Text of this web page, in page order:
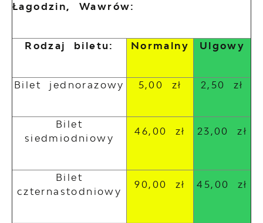
Łagodzin, Wawrów:
Rodzaj biletu: Normalny Ulgowy
Bilet jednorazowy 5,00 zł 2,50 zł
Bilet
siedmiodniowy
46,00 zł 23,00 zł
Bilet
czternastodniowy
90,00 zł 45,00 zł